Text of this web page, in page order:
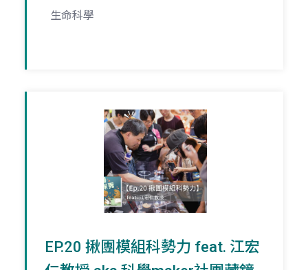
生命科學
EP.20 揪團模組科勢力 feat. 江宏